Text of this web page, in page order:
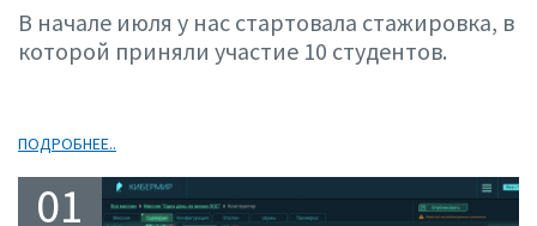
В начале июля у нас стартовала стажировка, в
которой приняли участие 10 студентов.
ПОДРОБНЕЕ..
01